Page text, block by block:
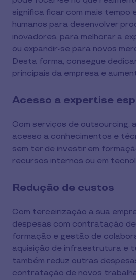
significa ficar com mais tempo
humanos para desenvolver
inovadores, para melhorar a
ou expandir-se para novos
Desta forma, consegue
principais da empresa e
Acesso a expertise
Com serviços de outsourcing,
acesso a conhecimentos e
sem ter de investir em
recursos internos ou em
Redução de custos
Com terceirização a sua
despesas com contratação
formação e gestão de
aquisição de infraestrutura e
também reduz outras
contratação de novos